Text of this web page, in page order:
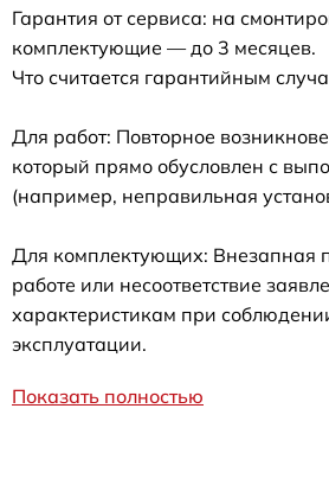
Гарантия от сервиса: на
комплектующие — до 3 месяцев.
Что считается гарантийным
Для работ: Повторное
который прямо обусловлен с
(например, неправильная
Для комплектующих: Внезапная
работе или несоответствие
характеристикам при
эксплуатации.
Показать полностью